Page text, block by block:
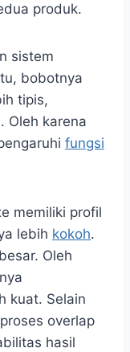
produk.
sistem
bobotnya
tipis,
Oleh karena
fungsi
memiliki profil
lebih kokoh.
Oleh
kuat. Selain
overlap
hasil